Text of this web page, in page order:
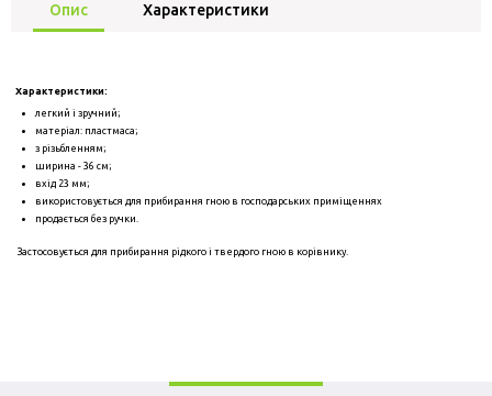
Опис Характеристики
Характеристики:
легкий і зручний;
матеріал: пластмаса;
з різьбленням;
ширина - 36 см;
вхід 23 мм;
використовується для прибирання гною в господарських приміщеннях
продається без ручки.
Застосовується для прибирання рідкого і твердого гною в корівнику.